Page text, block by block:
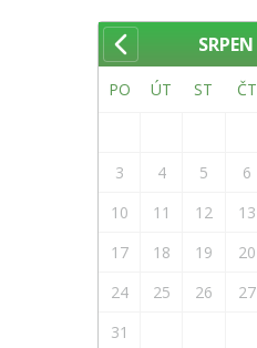
SRPEN
PO ÚT ST ČT
3
4 5 6
10
11 12 13
17
18 19 20
24
25 26 27
31